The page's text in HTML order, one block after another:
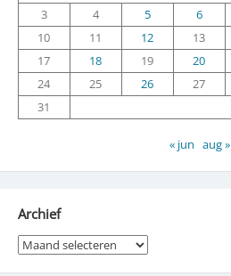
3
4 5 6
10
11 12 13
17
18 19 20
24
25 26 27
31
« jun aug »
Archief
Archief